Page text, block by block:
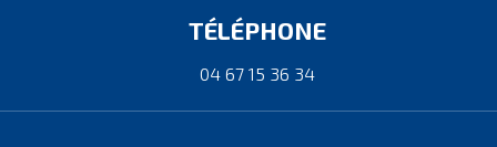
TÉLÉPHONE
04 67 15 36 34